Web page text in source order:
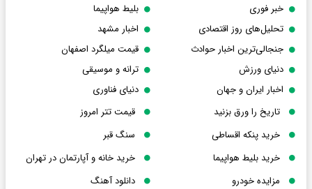
خبر فوری
بلیط هواپیما
تحلیل‌های روز اقتصادی
اخبار مشهد
جنجالی‌ترین اخبار حوادث
قیمت میلگرد اصفهان
دنیای ورزش
ترانه و موسیقی
اخبار ایران و جهان
دنیای فناوری
تاریخ را ورق بزنید
قیمت تتر امروز
خرید پنکه اقساطی
سنگ قبر
خرید بلیط هواپیما
خرید خانه و آپارتمان در تهران
مزایده خودرو
دانلود آهنگ